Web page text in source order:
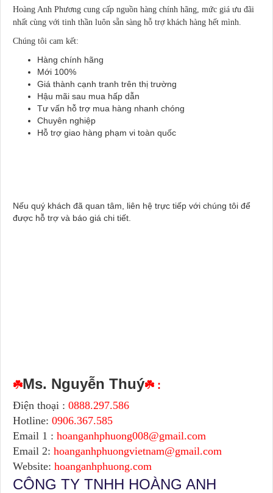
Hoàng Anh Phương cung cấp nguồn hàng chính hãng, mức giá ưu đãi
nhất cùng với tinh thần luôn sẵn sàng hỗ trợ khách hàng hết mình.
Chúng tôi cam kết:
Hàng chính hãng
Mới 100%
Giá thành cạnh tranh trên thị trường
Hậu mãi sau mua hấp dẫn
Tư vấn hỗ trợ mua hàng nhanh chóng
Chuyên nghiệp
Hỗ trợ giao hàng phạm vi toàn quốc
Nếu quý khách đã quan tâm, liên hệ trực tiếp với chúng tôi để
được hỗ trợ và báo giá chi tiết
☘️Ms. Nguyễn Thuý☘️ :
Điện thoại : 0888.297.586
Hotline: 0906.367.585
Email 1 : hoanganhphuong008@gmail.com
Email 2: hoanganhphuongvietnam@gmail.com
Website: hoanganhphuong.com
CÔNG TY TNHH HOÀNG ANH